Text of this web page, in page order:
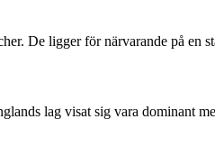
De ligger för närvarande på
lag visat sig vara dominant